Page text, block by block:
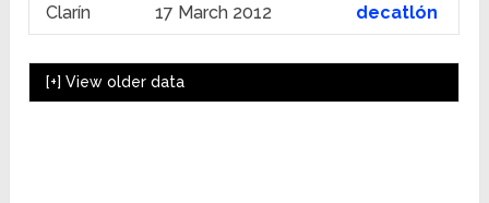
Clarín
17 March 2012 decatlón
[+]View older data